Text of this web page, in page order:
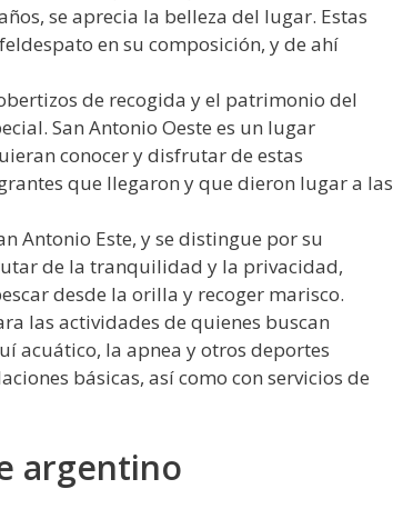
se aprecia la belleza del lugar. Estas
en su composición, y de ahí
de recogida y el patrimonio del
San Antonio Oeste es un lugar
conocer y disfrutar de estas
que llegaron y que dieron lugar a las
Antonio Este, y se distingue por su
de la tranquilidad y la privacidad,
desde la orilla y recoger marisco.
las actividades de quienes buscan
acuático, la apnea y otros deportes
básicas, así como con servicios de
argentino